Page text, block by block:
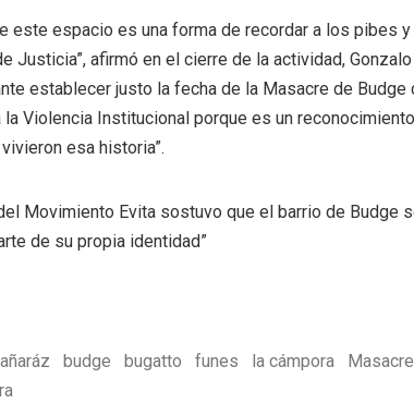
este espacio es una forma de recordar a los pibes
Justicia”, afirmó en el cierre de la actividad,
establecer justo la fecha de la Masacre de Budge
la Violencia Institucional porque es un
esa historia”.
Movimiento Evita sostuvo que el barrio de Budge
de su propia identidad”
budge bugatto funes la cámpora Masacre